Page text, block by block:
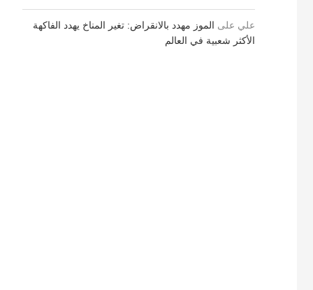
علي على الموز مهدد بالانقراض: تغير المناخ يهدد الفاكهة
الأكثر شعبية في العالم